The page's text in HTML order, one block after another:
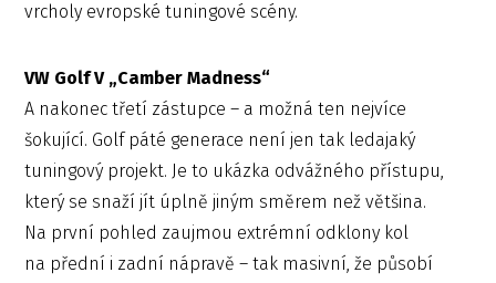
vrcholy evropské tuningové scény.
VW Golf V „Camber Madness“
A nakonec třetí zástupce – a možná ten nejvíce
šokující. Golf páté generace není jen tak ledajaký
tuningový projekt. Je to ukázka odvážného přístupu,
který se snaží jít úplně jiným směrem než většina.
Na první pohled zaujmou extrémní odklony kol
na přední i zadní nápravě – tak masivní, že působí